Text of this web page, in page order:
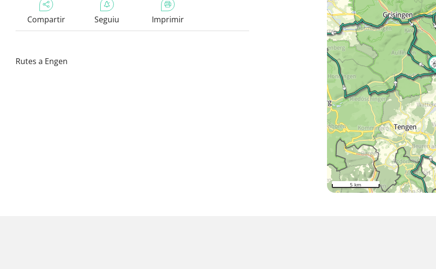
Compartir Seguiu Imprimir
Rutes a Engen
5 km